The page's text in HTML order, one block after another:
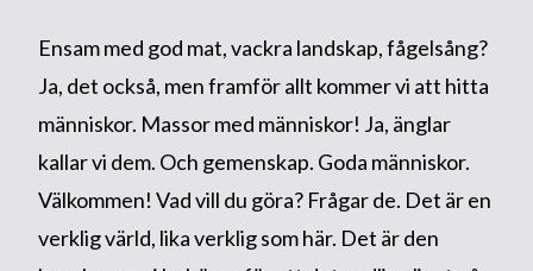
Ensam med god mat, vackra landskap, fågelsång?
Ja, det också, men framför allt kommer vi att hitta
människor. Massor med människor! Ja, änglar
kallar vi dem. Och gemenskap. Goda människor.
Välkommen! Vad vill du göra? Frågar de. Det är en
verklig värld, lika verklig som här. Det är den